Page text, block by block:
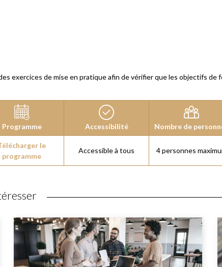
exercices de mise en pratique afin de vérifier que les objectifs de
Programme Accessibilité Nombre de
le
programme
Accessible à tous 4 personnes